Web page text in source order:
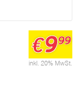
inkl. 20% MwSt.
€999